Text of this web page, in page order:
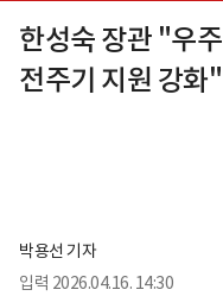
한성숙 장관 "우
전주기 지원 강화"
박용선 기자
입력 2026.04.16. 14:30